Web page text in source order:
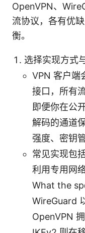
OpenVPN、
流协议，各有优
衡。
选择实现方式
VPN 客户端
接口，所有
即便你在公
解码的通道
强度、密钥
常见实现包
利用专用网
What the
WireGuard
OpenVPN